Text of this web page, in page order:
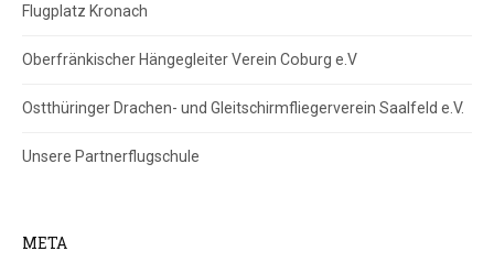
Flugplatz Kronach
Oberfränkischer Hängegleiter Verein Coburg e.V
Ostthüringer Drachen- und Gleitschirmfliegerverein Saalfeld e.V.
Unsere Partnerflugschule
META